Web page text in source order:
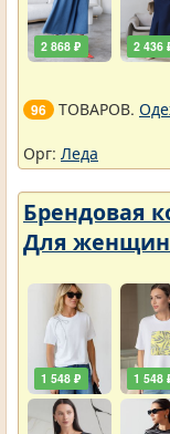
2 868 ₽ 2 436
96 ТОВАРОВ.
Орг: Леда
Брендовая
Для женщин
1 548 ₽ 1 548